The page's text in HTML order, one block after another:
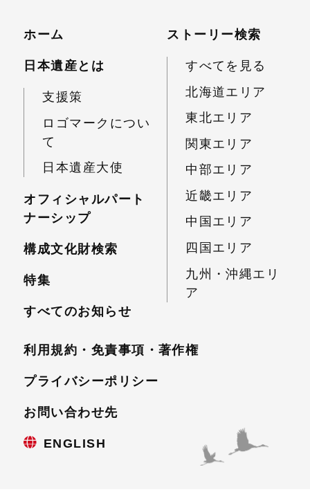
ホーム
日本遺産とは
支援策
ロゴマークについ
て
日本遺産大使
オフィシャルパート
ナーシップ
構成文化財検索
特集
すべてのお知らせ
ストーリー検索
すべてを見る
北海道エリア
東北エリア
関東エリア
中部エリア
近畿エリア
中国エリア
四国エリア
九州・沖縄エリ
ア
利用規約・免責事項・著作権
プライバシーポリシー
お問い合わせ先
ENGLISH